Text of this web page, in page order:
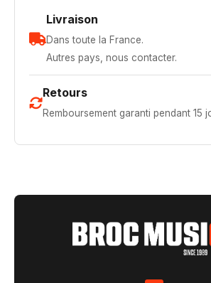
Livraison
Dans toute la France.
Autres pays, nous contacter.
Retours
Remboursement garanti pendant 15